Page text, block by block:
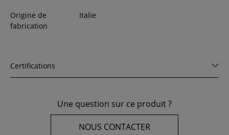
Origine de
fabrication
Italie
Certifications
Une question sur ce produit ?
NOUS CONTACTER